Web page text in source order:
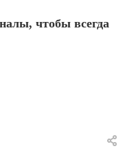
чтобы всегда